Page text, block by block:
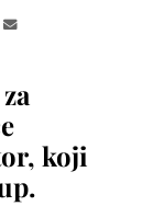
koji